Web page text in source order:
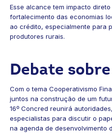
Esse alcance tem impacto
fortalecimento das economias
ao crédito, especialmente para
produtores rurais.
Debate
Com o tema Cooperativismo
juntos na construção de um
16º Concred reunirá
especialistas para discutir o
na agenda de desenvolvimento